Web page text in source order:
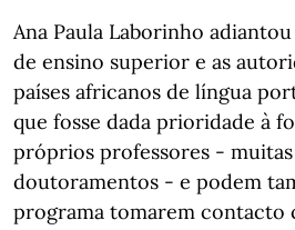
Ana Paula Laborinho
de ensino superior e as
países africanos de língua
que fosse dada prioridade à
próprios professores - muitas
doutoramentos - e podem
programa tomarem contacto